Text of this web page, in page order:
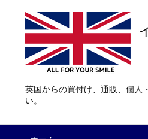
英国からの買付け、通販、個人
い。